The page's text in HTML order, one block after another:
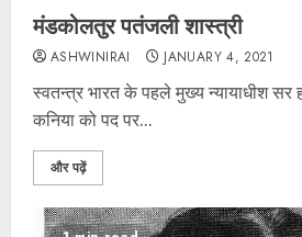
मंडकोलतुर पतंजली शास्त्री
ASHWINIRAI JANUARY 4, 2021
स्वतन्त्र भारत के पहले मुख्य न्यायाधीश
कनिया को पद पर...
और पढ़ें